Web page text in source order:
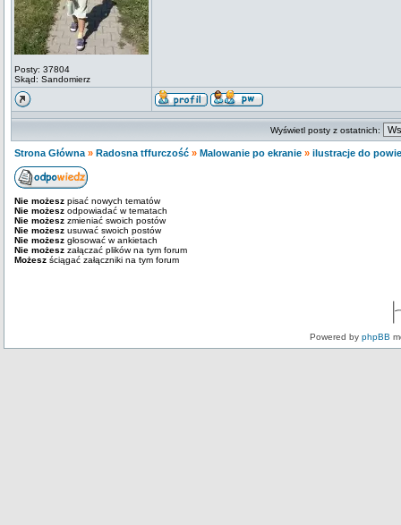
Posty: 37804
Skąd: Sandomierz
Wyświetl posty z ostatnich:
Strona Główna » Radosna tffurczość » Malowanie po ekranie » ilustracje do
Nie możesz pisać nowych tematów
Nie możesz odpowiadać w tematach
Nie możesz zmieniać swoich postów
Nie możesz usuwać swoich postów
Nie możesz głosować w ankietach
Nie możesz załączać plików na tym forum
Możesz ściągać załączniki na tym forum
Powered by phpBB